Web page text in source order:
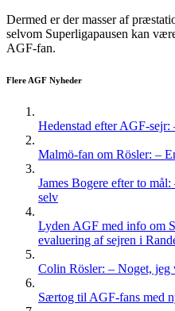
Dermed er der masser af
selvom Superligapausen kan
AGF-fan.
Flere AGF Nyheder
Hedenstad efter AGF-
Malmö-fan om Rösler: –
James Bogere efter to
selv
Lyden AGF med info om
evaluering af sejren i
Colin Rösler: – Noget,
Særtog til AGF-fans med